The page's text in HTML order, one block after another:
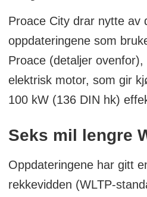
180-graders
vindu
Sikkerhet:
Toyota Safety Sense
og autobrems
Automatisk fjernlys
Skiltgjenkjenning
Proace City drar nytte av
oppdateringene som
Proace (detaljer
elektrisk motor, som gir
100 kW (136 DIN hk)
Seks mil lengre
Oppdateringene har gitt
rekkevidden (WLTP-